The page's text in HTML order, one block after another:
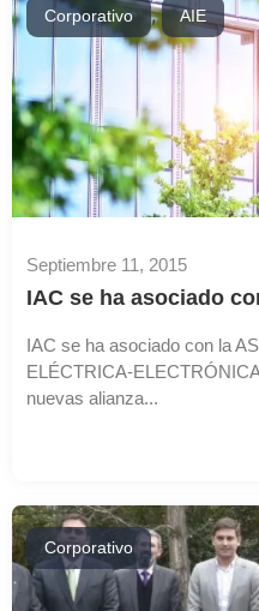
Corporativo , AIE
Septiembre 11, 2015
IAC se ha asociado
IAC se ha asociado con la
ELÉCTRICA-
nuevas alianza...
Corporativo